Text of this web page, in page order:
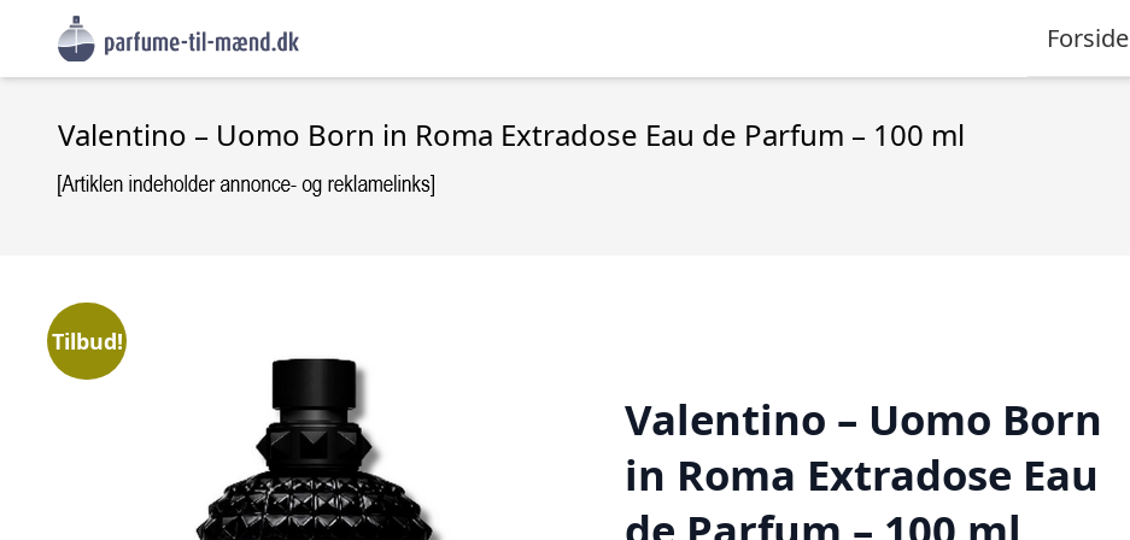
Forside
Valentino – Uomo Born in Roma Extradose Eau de Parfum – 100 ml
Tilbud!
Valentino – Uomo Born
in Roma Extradose Eau